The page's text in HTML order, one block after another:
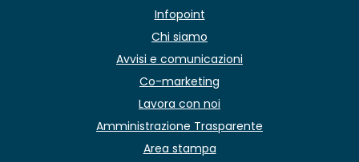
Infopoint
Chi siamo
Avvisi e comunicazioni
Co-marketing
Lavora con noi
Amministrazione Trasparente
Area stampa